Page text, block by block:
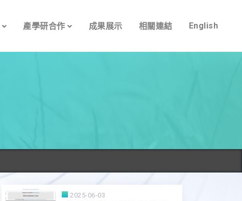
產學研合作 成果展示 相關連結 English
2025-06-03